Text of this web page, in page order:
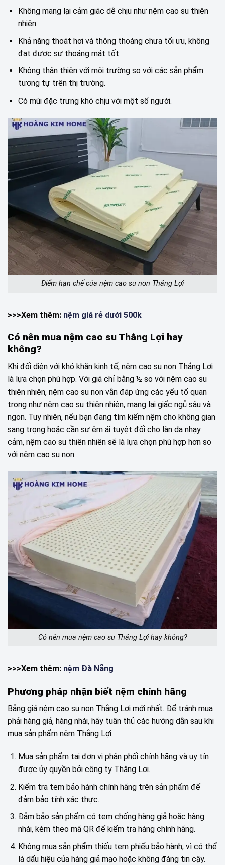
Không mang lại cảm giác dễ chịu như nệm cao su thiên
nhiên.
Khả năng thoát hơi và thông thoáng chưa tối ưu, không
đạt được sự thoáng mát tốt.
Không thân thiện với môi trường so với các sản phẩm
tương tự trên thị trường.
Có mùi đặc trưng khó chịu với một số người.
Điểm hạn chế của nệm cao su non Thắng Lợi
>>>Xem thêm: nệm giá rẻ dưới 500k
Có nên mua nệm cao su Thắng Lợi hay
không?
Khi đối diện với khó khăn kinh tế, nệm cao su non Thắng Lợi
là lựa chọn phù hợp. Với giá chỉ bằng ½ so với nệm cao su
thiên nhiên, nệm cao su non vẫn đáp ứng các yếu tố quan
trọng như nệm cao su thiên nhiên, mang lại giấc ngủ sâu và
ngon. Tuy nhiên, nếu bạn đang tìm kiếm nệm cho không gian
sang trọng hoặc cần sự êm ái tuyệt đối cho làn da nhạy
cảm, nệm cao su thiên nhiên sẽ là lựa chọn phù hợp hơn so
với nệm cao su non.
Có nên mua nệm cao su Thắng Lợi hay không?
>>>Xem thêm: nệm Đà Nẵng
Phương pháp nhận biết nệm chính hãng
Bảng giá nệm cao su non Thắng Lợi mới nhất. Để tránh mua
phải hàng giả, hàng nhái, hãy tuân thủ các hướng dẫn sau khi
mua sản phẩm nệm Thắng Lợi:
Mua sản phẩm tại đơn vị phân phối chính hãng và uy tín
được ủy quyền bởi công ty Thắng Lợi.
Kiểm tra tem bảo hành chính hãng trên sản phẩm để
đảm bảo tính xác thực.
Đảm bảo sản phẩm có tem chống hàng giả hoặc hàng
nhái, kèm theo mã QR để kiểm tra hàng chính hãng.
Không mua sản phẩm thiếu tem phiếu bảo hành, vì có thể
là dấu hiệu của hàng giả mạo hoặc không đáng tin cậy.